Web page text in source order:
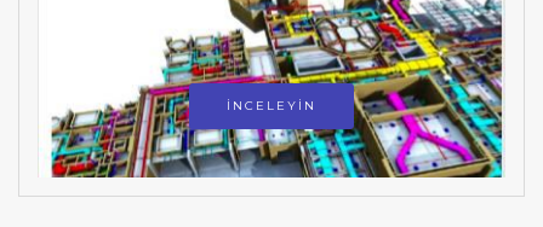
İNCELEYİN